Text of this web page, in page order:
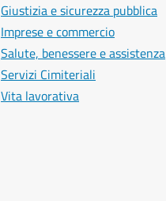
Giustizia e sicurezza pubblica
Imprese e commercio
Salute, benessere e assistenza
Servizi Cimiteriali
Vita lavorativa